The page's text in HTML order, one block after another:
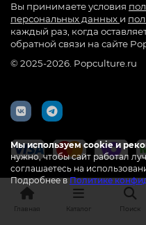
Мы используем cookie и
нужно, чтобы сайт работал
соглашаетесь на
Подробнее вПолитике
Вы принимаете условия
персональных данных и
каждый раз, когда
обратной связи на сайте
© 2025-2026. Popculture.ru
Главная Каталог Поиск